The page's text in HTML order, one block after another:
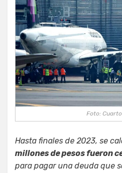
Foto:
Hasta finales de 2023, se
millones de pesos fueron
para pagar una deuda que